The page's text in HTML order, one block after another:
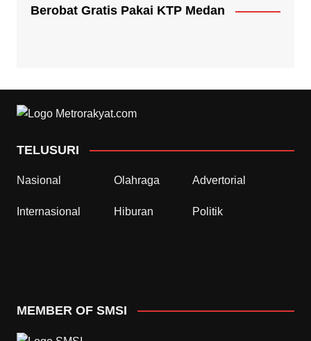
Berobat Gratis Pakai KTP Medan
TELUSURI
Nasional Olahraga Advertorial
Internasional Hiburan Politik
MEMBER OF SMSI